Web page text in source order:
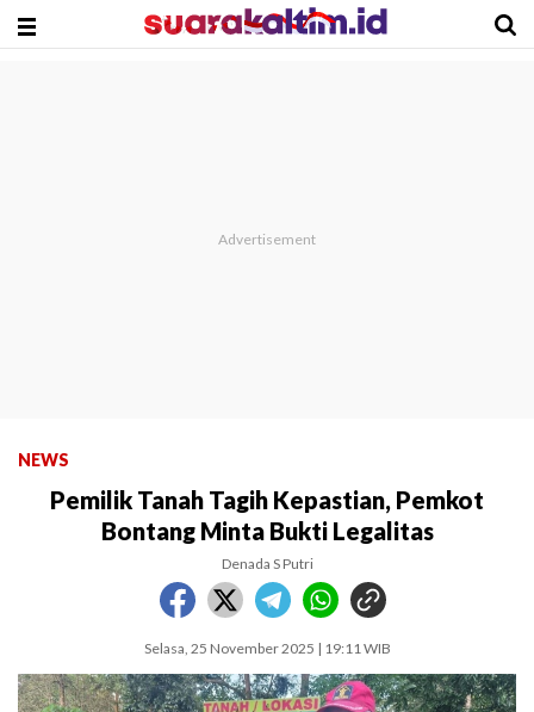
NEWS
Pemilik Tanah Tagih Kepastian, Pemkot
Bontang Minta Bukti Legalitas
Denada S Putri
Selasa, 25 November 2025 | 19:11 WIB